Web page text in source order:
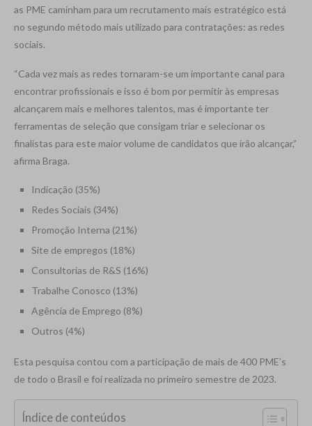
as PME caminham para um recrutamento mais estratégico está
no segundo método mais utilizado para contratações: as redes
sociais.
“Cada vez mais as redes tornaram-se um importante canal para
encontrar profissionais e isso é bom por permitir às empresas
alcançarem mais e melhores talentos, mas é importante ter
ferramentas de seleção que consigam triar e selecionar os
finalistas para este maior volume de candidatos que irão alcançar,”
afirma Braga.
Indicação (35%)
Redes Sociais (34%)
Promoção Interna (21%)
Site de empregos (18%)
Consultorias de R&S (16%)
Trabalhe Conosco (13%)
Agência de Emprego (8%)
Outros (4%)
Esta pesquisa contou com a participação de mais de 400 PME’s
de todo o Brasil e foi realizada no primeiro semestre de 2023.
Índice de conteúdos